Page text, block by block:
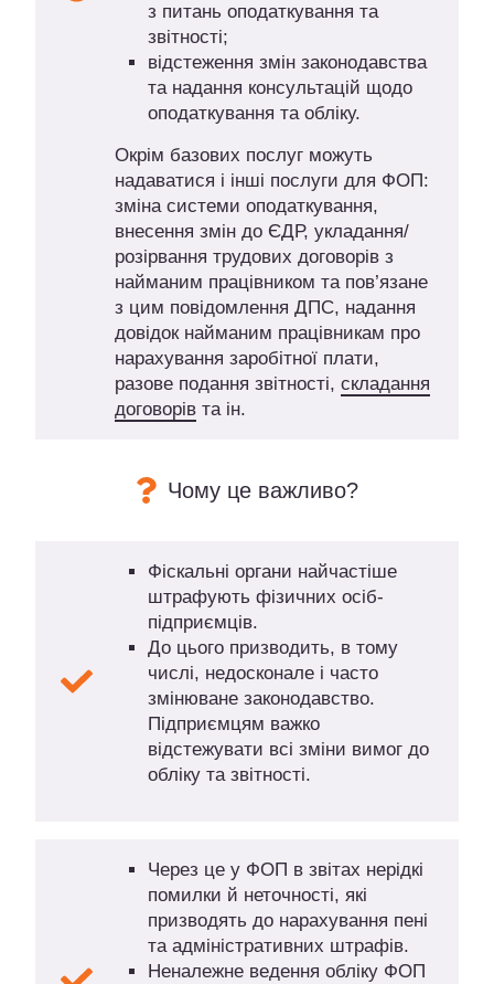
з питань оподаткування та
звітності;
відстеження змін законодавства
та надання консультацій щодо
оподаткування та обліку.
Окрім базових послуг можуть
надаватися і інші послуги для ФОП:
зміна системи оподаткування,
внесення змін до ЄДР, укладання/
розірвання трудових договорів з
найманим працівником та пов’язане
з цим повідомлення ДПС, надання
довідок найманим працівникам про
нарахування заробітної плати,
разове подання звітності, складання
договорівта ін.
Чому це важливо?
Фіскальні органи найчастіше
штрафують фізичних осіб-
підприємців.
До цього призводить, в тому
числі, недосконале і часто
змінюване законодавство.
Підприємцям важко
відстежувати всі зміни вимог до
обліку та звітності.
Через це у ФОП в звітах нерідкі
помилки й неточності, які
призводять до нарахування пені
та адміністративних штрафів.
Неналежне ведення обліку ФОП